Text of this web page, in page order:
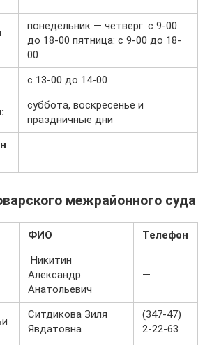
понедельник — четверг: с 9-00
до 18-00 пятница: с 9-00 до 18-
00
с 13-00 до 14-00
суббота, воскресенье и
праздничные дни
межрайонного суда
ФИО Телефон
Никитин
Александр
Анатольевич
—
Ситдикова Зиля
Явдатовна
(347-47)
2-22-63